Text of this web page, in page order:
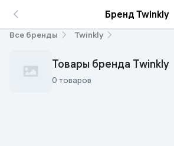
Бренд Twinkly
Все бренды Twinkly
Товары бренда Twinkly
0 товаров